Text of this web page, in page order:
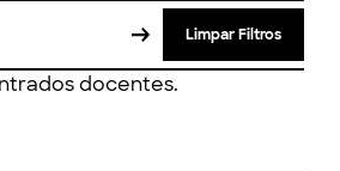
Limpar Filtros
docentes.